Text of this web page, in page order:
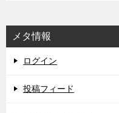
メタ情報
ログイン
投稿フィード